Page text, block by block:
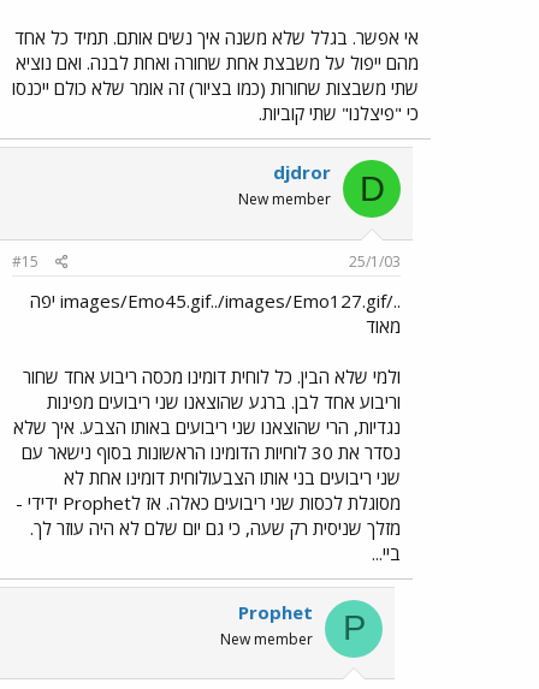
אי אפשר. בגלל שלא משנה איך נשים אותם. תמיד כל אחד
מהם ייפול על משבצת אחת שחורה ואחת לבנה. ואם נוציא
שתי משבצות שחורות (כמו בציור) זה אומר שלא כולם ייכנסו
כי "פיצלנו" שתי קוביות.
D
djdror
New member
25/1/03
#15
../images/Emo45.gif../images/Emo127.gif יפה
מאוד
ולמי שלא הבין. כל לוחית דומינו מכסה ריבוע אחד שחור
וריבוע אחד לבן. ברגע שהוצאנו שני ריבועים מפינות
נגדיות, הרי שהוצאנו שני ריבועים באותו הצבע. איך שלא
נסדר את 30 לוחיות הדומינו הראשונות בסוף נישאר עם
שני ריבועים בני אותו הצבעולוחית דומינו אחת לא
מסוגלת לכסות שני ריבועים כאלה. אז לProphet ידידי -
מזלך שניסית רק שעה, כי גם יום שלם לא היה עוזר לך.
ביי...
P
Prophet
New member